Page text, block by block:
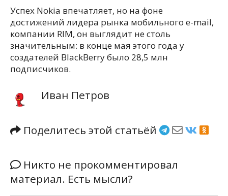
Успех Nokia впечатляет, но на фоне
достижений лидера рынка мобильного e-mail,
компании RIM, он выглядит не столь
значительным: в конце мая этого года у
создателей BlackBerry было 28,5 млн
подписчиков.
Иван Петров
Поделитесь этой статьёй
Никто не прокомментировал
материал. Есть мысли?